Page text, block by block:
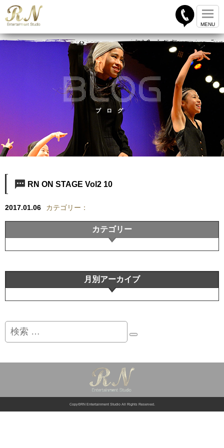
ブログ
RN ON STAGE Vol2 10
2017.01.06 カテゴリー：
カテゴリー
月別アーカイブ
検
Copy©RN Entertainment Studio All Rights Reserved.